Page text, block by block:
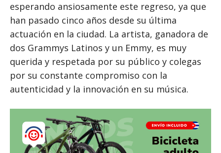
esperando ansiosamente este regreso, ya que
han pasado cinco años desde su última
actuación en la ciudad. La artista, ganadora de
dos Grammys Latinos y un Emmy, es muy
querida y respetada por su público y colegas
por su constante compromiso con la
autenticidad y la innovación en su música.